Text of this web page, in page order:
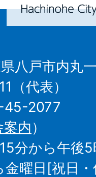
戸市内丸一
（代表）
2077
案内）
分から午後5
金曜日[祝日